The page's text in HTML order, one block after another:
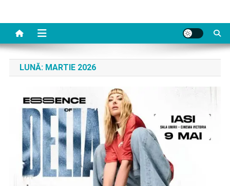
LUNĂ: MARTIE 2026